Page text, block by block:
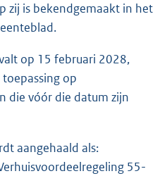
zij is bekendgemaakt in het
op 15 februari 2028,
op
die vóór die datum zijn
aangehaald als:
55-